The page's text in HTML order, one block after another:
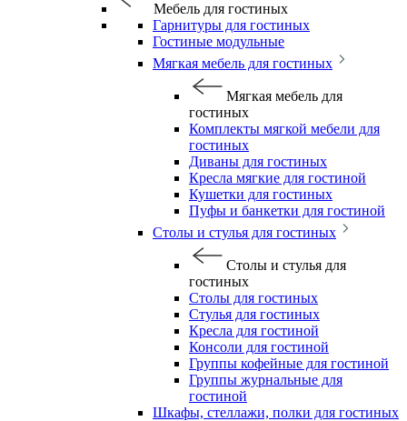
Мебель для гостиных
Гарнитуры для гостиных
Гостиные модульные
Мягкая мебель для гостиных
Мягкая мебель для
гостиных
Комплекты мягкой мебели для
гостиных
Диваны для гостиных
Кресла мягкие для гостиной
Кушетки для гостиных
Пуфы и банкетки для гостиной
Столы и стулья для гостиных
Столы и стулья для
гостиных
Столы для гостиных
Стулья для гостиных
Кресла для гостиной
Консоли для гостиной
Группы кофейные для гостиной
Группы журнальные для
гостиной
Шкафы, стеллажи, полки для гостиных